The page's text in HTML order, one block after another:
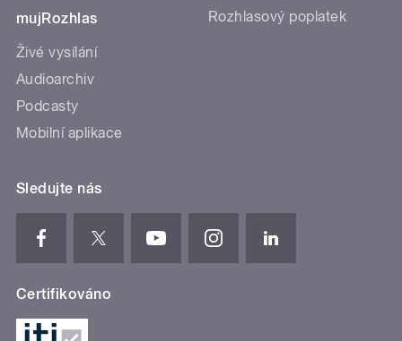
mujRozhlas
Živé vysílání
Audioarchiv
Podcasty
Mobilní aplikace
Rozhlasový poplatek
Sledujte nás
Certifikováno